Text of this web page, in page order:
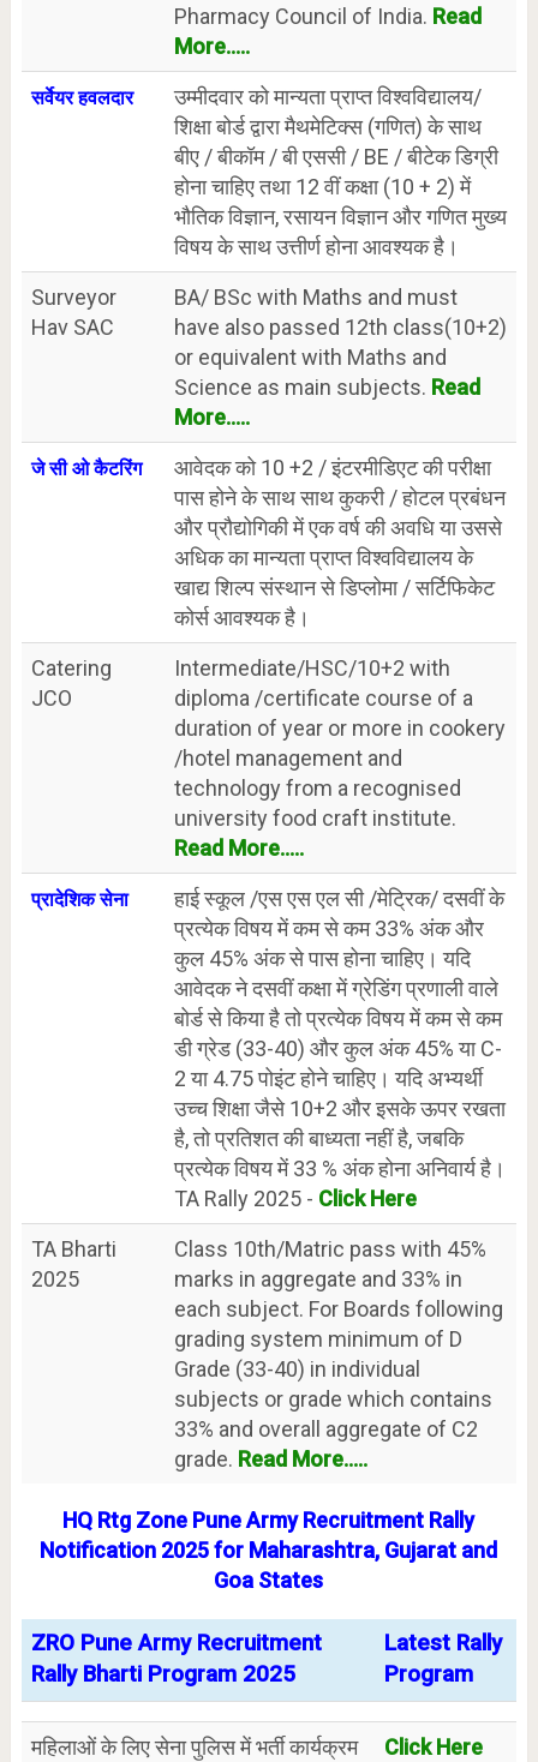
Pharmacy Council of India. Read
More.....
सर्वेयर हवलदार
उम्मीदवार को मान्यता प्राप्त विश्वविद्यालय/
शिक्षा बोर्ड द्वारा मैथमेटिक्स (गणित) के साथ
बीए / बीकॉम / बी एससी / BE / बीटेक डिग्री
होना चाहिए तथा 12 वीं कक्षा (10 + 2) में
भौतिक विज्ञान, रसायन विज्ञान और गणित मुख्य
विषय के साथ उत्तीर्ण होना आवश्यक है।
Surveyor
Hav SAC
BA/ BSc with Maths and must
have also passed 12th class(10+2)
or equivalent with Maths and
Science as main subjects. Read
More.....
जे सी ओ कैटरिंग
आवेदक को 10 +2 / इंटरमीडिएट की परीक्षा
पास होने के साथ साथ कुकरी / होटल प्रबंधन
और प्रौद्योगिकी में एक वर्ष की अवधि या उससे
अधिक का मान्यता प्राप्त विश्वविद्यालय के
खाद्य शिल्प संस्थान से डिप्लोमा / सर्टिफिकेट
कोर्स आवश्यक है।
Catering
JCO
Intermediate/HSC/10+2 with
diploma /certificate course of a
duration of year or more in cookery
/hotel management and
technology from a recognised
university food craft institute.
Read More.....
प्रादेशिक सेना
हाई स्कूल /एस एस एल सी /मेट्रिक/ दसवीं के
प्रत्येक विषय में कम से कम 33% अंक और
कुल 45% अंक से पास होना चाहिए। यदि
आवेदक ने दसवीं कक्षा में ग्रेडिंग प्रणाली वाले
बोर्ड से किया है तो प्रत्येक विषय में कम से कम
डी ग्रेड (33-40) और कुल अंक 45% या C-
2 या 4.75 पोइंट होने चाहिए। यदि अभ्यर्थी
उच्च शिक्षा जैसे 10+2 और इसके ऊपर रखता
है, तो प्रतिशत की बाध्यता नहीं है, जबकि
प्रत्येक विषय में 33 % अंक होना अनिवार्य है।
TA Rally 2025 - Click Here
TA Bharti
2025
Class 10th/Matric pass with 45%
marks in aggregate and 33% in
each subject. For Boards following
grading system minimum of D
Grade (33-40) in individual
subjects or grade which contains
33% and overall aggregate of C2
grade. Read More.....
HQ Rtg Zone Pune Army Recruitment Rally
Notification 2025 for Maharashtra, Gujarat and
Goa States
ZRO Pune Army Recruitment
Rally Bharti Program 2025
Latest Rally
Program
महिलाओं के लिए सेना पुलिस में भर्ती कार्यक्रम Click Here